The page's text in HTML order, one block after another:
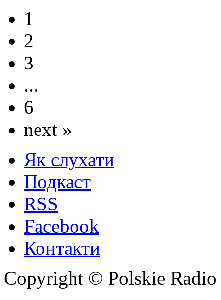
1
2
3
...
6
next »
Як слухати
Подкаст
RSS
Facebook
Контакти
Copyright © Polskie